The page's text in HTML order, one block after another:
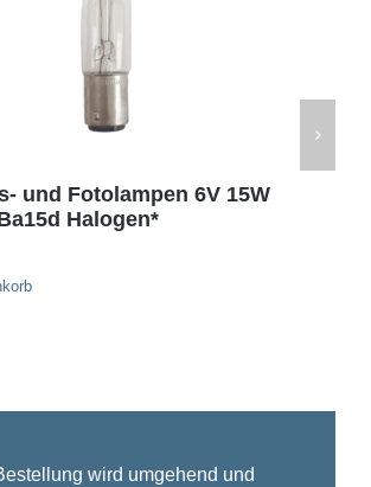
und Fotolampen 6V 15W
Halogen*
wird umgehend und